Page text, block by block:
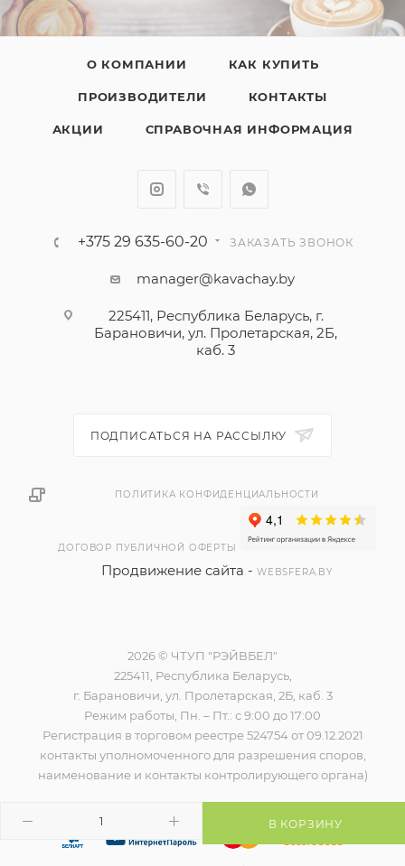
В КОРЗИНУ
О КОМПАНИИ КАК КУПИТЬ
ПРОИЗВОДИТЕЛИ КОНТАКТЫ
АКЦИИ СПРАВОЧНАЯ ИНФОРМАЦИЯ
+375 29 635-60-20 ЗАКАЗАТЬ ЗВОНОК
manager@kavachay.by
225411, Республика Беларусь, г.
Барановичи, ул. Пролетарская, 2Б,
каб. 3
ПОДПИСАТЬСЯ НА РАССЫЛКУ
ПОЛИТИКА КОНФИДЕНЦИАЛЬНОСТИ
ДОГОВОР ПУБЛИЧНОЙ ОФЕРТЫ
Продвижение сайта -WEBSFERA.BY
2026 © ЧТУП "РЭЙВБЕЛ"
225411, Республика Беларусь,
г. Барановичи, ул. Пролетарская, 2Б, каб. 3
Режим работы, Пн. – Пт.: с 9:00 до 17:00
Регистрация в торговом реестре 524754 от 09.12.2021
контакты уполномоченного для разрешения споров,
наименование и контакты контролирующего органа)